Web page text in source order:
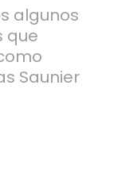
algunos
que
Saunier